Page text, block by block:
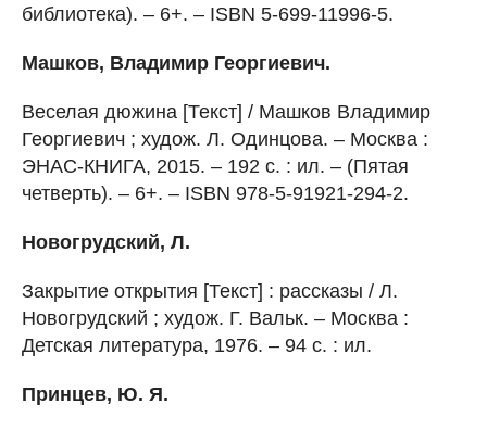
библиотека). – 6+. – ISBN 5-699-11996-5.
Машков, Владимир Георгиевич.
Веселая дюжина [Текст] / Машков Владимир
Георгиевич ; худож. Л. Одинцова. – Москва :
ЭНАС-КНИГА, 2015. – 192 с. : ил. – (Пятая
четверть). – 6+. – ISBN 978-5-91921-294-2.
Новогрудский, Л.
Закрытие открытия [Текст] : рассказы / Л.
Новогрудский ; худож. Г. Вальк. – Москва :
Детская литература, 1976. – 94 с. : ил.
Принцев, Ю. Я.